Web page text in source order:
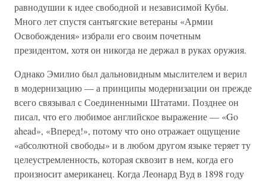
равнодушии к идее свободной и независимой Кубы.
Много лет спустя сантьягские ветераны «Армии
Освобождения» избрали его своим почетным
президентом, хотя он никогда не держал в руках оружия.
Однако Эмилио был дальновидным мыслителем и верил
в модернизацию — а принципы модернизации он прежде
всего связывал с Соединенными Штатами. Позднее он
писал, что его любимое английское выражение — «Go
ahead», «Вперед!», потому что оно отражает ощущение
«абсолютной свободы» и в любом другом языке теряет ту
целеустремленность, которая сквозит в нем, когда его
произносит американец. Когда Леонард Вуд в 1898 году